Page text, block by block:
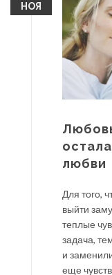
НОЯ
любви
Для того,
выйти
теплые
задача,
и
еще